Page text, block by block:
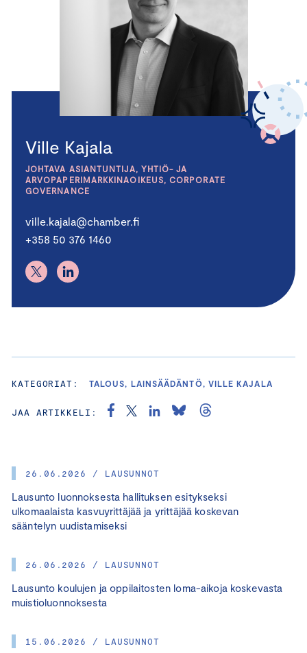
26.06.2026 / LAUSUNNOT
Lausunto luonnoksesta hallituksen esitykseksi
ulkomaalaista kasvuyrittäjää ja yrittäjää koskevan
sääntelyn uudistamiseksi
26.06.2026 / LAUSUNNOT
Lausunto koulujen ja oppilaitosten loma-aikoja koskevasta
muistioluonnoksesta
15.06.2026 / LAUSUNNOT
Ville Kajala
JOHTAVA ASIANTUNTIJA, YHTIÖ- JA
ARVOPAPERIMARKKINAOIKEUS, CORPORATE
GOVERNANCE
ville.kajala@chamber.fi
+358 50 376 1460
KATEGORIAT: TALOUS, LAINSÄÄDÄNTÖ, VILLE KAJALA
JAA ARTIKKELI: